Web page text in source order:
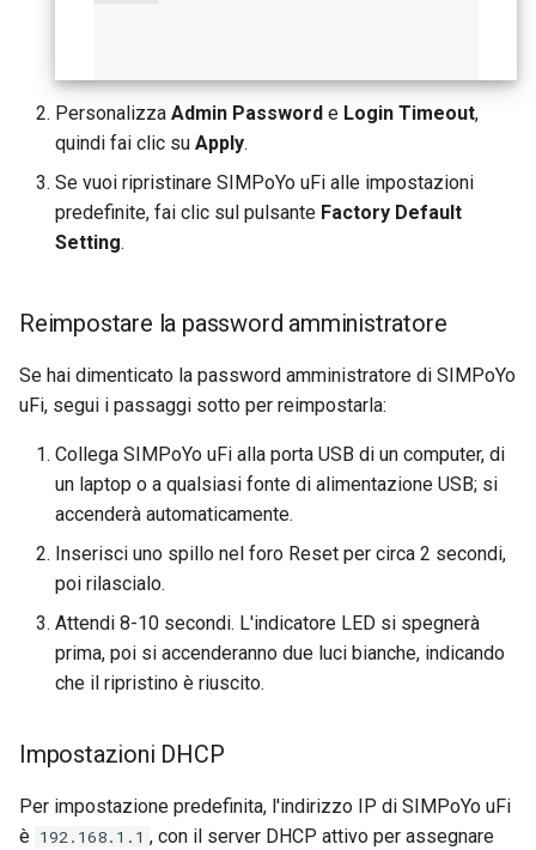
Personalizza Admin Password e Login Timeout,
quindi fai clic su Apply.
Se vuoi ripristinare SIMPoYo uFi alle impostazioni
predefinite, fai clic sul pulsante Factory Default
Setting.
Reimpostare la password amministratore
Se hai dimenticato la password amministratore di SIMPoYo
uFi, segui i passaggi sotto per reimpostarla:
Collega SIMPoYo uFi alla porta USB di un computer, di
un laptop o a qualsiasi fonte di alimentazione USB; si
accenderà automaticamente.
Inserisci uno spillo nel foro Reset per circa 2 secondi,
poi rilascialo.
Attendi 8-10 secondi. L'indicatore LED si spegnerà
prima, poi si accenderanno due luci bianche, indicando
che il ripristino è riuscito.
Impostazioni DHCP
Per impostazione predefinita, l'indirizzo IP di SIMPoYo uFi
è 192.168.1.1 , con il server DHCP attivo per assegnare